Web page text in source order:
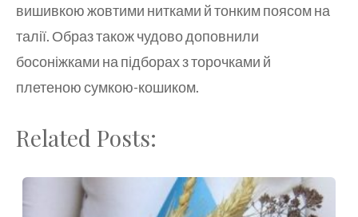
вишивкою жовтими нитками й тонким поясом на
талії. Образ також чудово доповнили
босоніжками на підборах з торочками й
плетеною сумкою-кошиком.
Related Posts: